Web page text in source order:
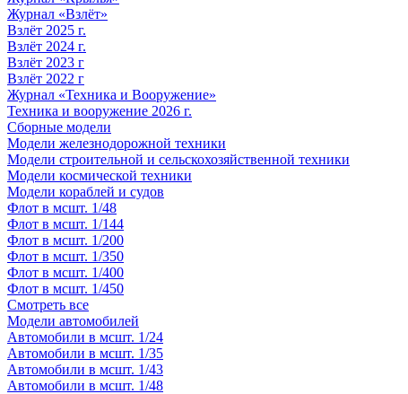
Журнал «Взлёт»
Взлёт 2025 г.
Взлёт 2024 г.
Взлёт 2023 г
Взлёт 2022 г
Журнал «Техника и Вооружение»
Техника и вооружение 2026 г.
Сборные модели
Модели железнодорожной техники
Модели строительной и сельскохозяйственной техники
Модели космической техники
Модели кораблей и судов
Флот в мсшт. 1/48
Флот в мсшт. 1/144
Флот в мсшт. 1/200
Флот в мсшт. 1/350
Флот в мсшт. 1/400
Флот в мсшт. 1/450
Смотреть все
Модели автомобилей
Автомобили в мсшт. 1/24
Автомобили в мсшт. 1/35
Автомобили в мсшт. 1/43
Автомобили в мсшт. 1/48